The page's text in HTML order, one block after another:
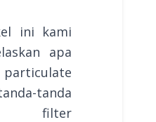
ini kami
apa
tanda
filter